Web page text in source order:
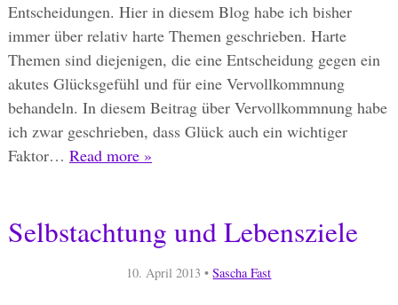
Entscheidungen. Hier in diesem Blog habe ich bisher
immer über relativ harte Themen geschrieben. Harte
Themen sind diejenigen, die eine Entscheidung gegen ein
akutes Glücksgefühl und für eine Vervollkommnung
behandeln. In diesem Beitrag über Vervollkommnung habe
ich zwar geschrieben, dass Glück auch ein wichtiger
Faktor… Read more »
Selbstachtung und Lebensziele
10. April 2013 •Sascha Fast